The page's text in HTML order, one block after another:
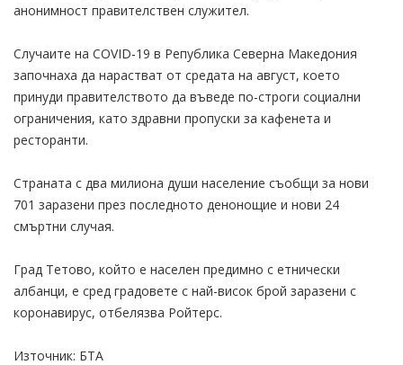
анонимност правителствен служител.
Случаите на COVID-19 в Република Северна Македония
започнаха да нарастват от средата на август, което
принуди правителството да въведе по-строги социални
ограничения, като здравни пропуски за кафенета и
ресторанти.
Страната с два милиона души население съобщи за нови
701 заразени през последното денонощие и нови 24
смъртни случая.
Град Тетово, който е населен предимно с етнически
албанци, е сред градовете с най-висок брой заразени с
коронавирус, отбелязва Ройтерс.
Източник: БТА